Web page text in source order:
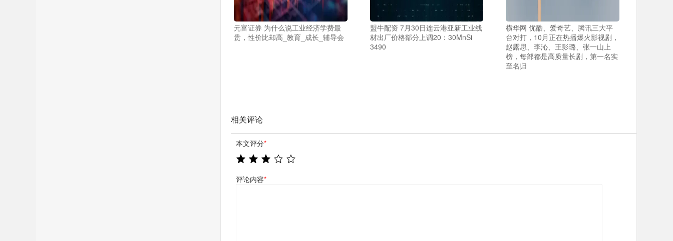
元富证券 为什么说工业经济学费最
贵，性价比却高_教育_成长_辅导会
盟牛配资 7月30日连云港亚新工业线
材出厂价格部分上调20：30MnSi
3490
横华网 优酷、爱奇艺、腾讯三大平
台对打，10月正在热播爆火影视剧，
赵露思、李沁、王影璐、张一山上
榜，每部都是高质量长剧，第一名实
至名归
相关评论
本文评分*
评论内容*